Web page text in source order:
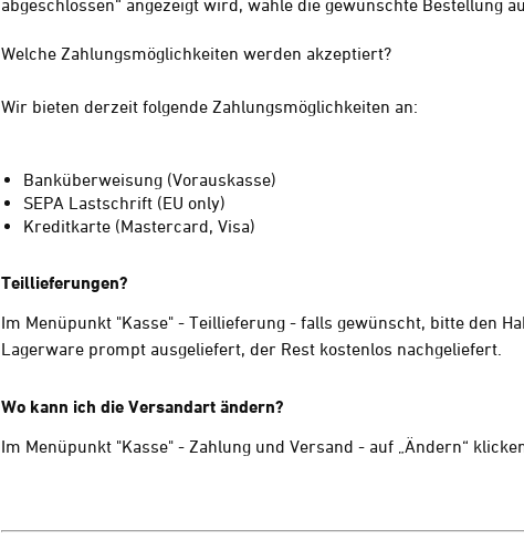
abgeschlossen“ angezeigt wird, wähle die gewünschte Bestellung
Welche Zahlungsmöglichkeiten werden akzeptiert?
Wir bieten derzeit folgende Zahlungsmöglichkeiten an:
Banküberweisung (Vorauskasse)
SEPA Lastschrift (EU only)
Kreditkarte (Mastercard, Visa)
Teillieferungen?
Im Menüpunkt "Kasse" - Teillieferung - falls gewünscht, bitte den
Lagerware prompt ausgeliefert, der Rest kostenlos nachgeliefert.
Wo kann ich die Versandart ändern?
Im Menüpunkt "Kasse" - Zahlung und Versand - auf „Ändern“